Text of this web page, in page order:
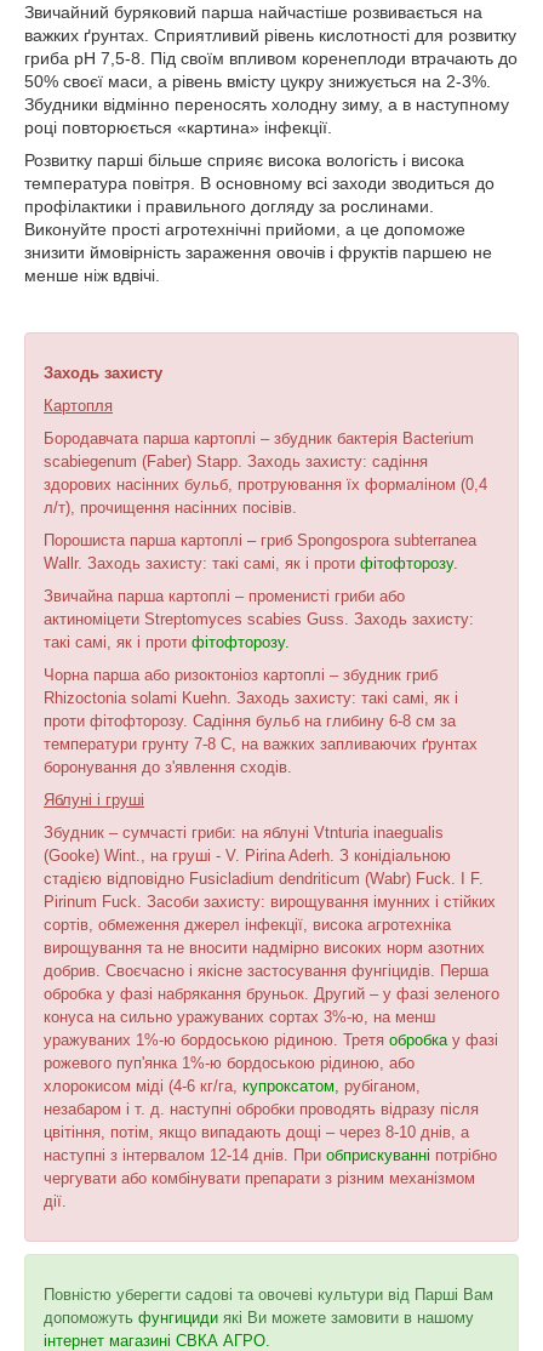
Звичайний буряковий парша найчастіше розвивається на
важких ґрунтах. Сприятливий рівень кислотності для розвитку
гриба рН 7,5-8. Під своїм впливом коренеплоди втрачають до
50% своєї маси, а рівень вмісту цукру знижується на 2-3%.
Збудники відмінно переносять холодну зиму, а в наступному
році повторюється «картина» інфекції.
Розвитку парші більше сприяє висока вологість і висока
температура повітря. В основному всі заходи зводиться до
профілактики і правильного догляду за рослинами.
Виконуйте прості агротехнічні прийоми, а це допоможе
знизити ймовірність зараження овочів і фруктів паршею не
менше ніж вдвічі.
Заходь захисту
Картопля
Бородавчата парша картоплі – збудник бактерія Bacterium
scabiegenum (Faber) Stapp. Заходь захисту: садіння
здорових насінних бульб, протруювання їх формаліном (0,4
л/т), прочищення насінних посівів.
Порошиста парша картоплі – гриб Spongospora subterranea
Wallr. Заходь захисту: такі самі, як і проти фітофторозу.
Звичайна парша картоплі – променисті гриби або
актиноміцети Streptomyces scabies Guss. Заходь захисту:
такі самі, як і проти фітофторозу.
Чорна парша або ризоктоніоз картоплі – збудник гриб
Rhizoctonia solami Kuehn. Заходь захисту: такі самі, як і
проти фітофторозу. Садіння бульб на глибину 6-8 см за
температури грунту 7-8 С, на важких запливаючих ґрунтах
боронування до з'явлення сходів.
Яблуні і груші
Збудник – сумчасті гриби: на яблуні Vtnturia inaegualis
(Gooke) Wint., на груші - V. Pirina Aderh. З конідіальною
стадією відповідно Fusicladium dendriticum (Wabr) Fuck. I F.
Pirinum Fuck. Засоби захисту: вирощування імунних і стійких
сортів, обмеження джерел інфекції, висока агротехніка
вирощування та не вносити надмірно високих норм азотних
добрив. Своєчасно і якісне застосування фунгіцидів. Перша
обробка у фазі набрякання бруньок. Другий – у фазі зеленого
конуса на сильно уражуваних сортах 3%-ю, на менш
уражуваних 1%-ю бордоською рідиною. Третя обробка у фазі
рожевого пуп'янка 1%-ю бордоською рідиною, або
хлорокисом міді (4-6 кг/га, купроксатом,
рубіганом,
незабаром і т. д. наступні обробки проводять відразу після
цвітіння, потім, якщо випадають дощі – через 8-10 днів, а
наступні з інтервалом 12-14 днів. При обприскуванні потрібно
чергувати або комбінувати препарати з різним механізмом
дії.
Повністю уберегти садові та овочеві культури від Парші Вам
допоможуть фунгициди які Ви можете замовити в нашому
інтернет магазині СВКА АГРО.